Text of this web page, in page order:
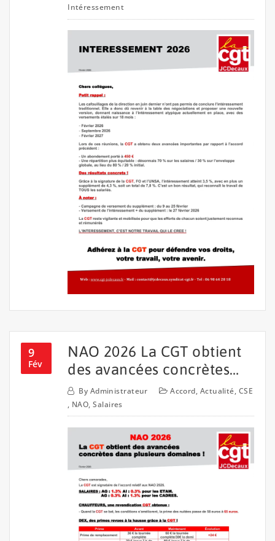
Intéressement
9
Fév
NAO 2026 La CGT obtient
des avancées concrètes…
By Administrateur Accord, Actualité, CSE
, NAO,Salaires